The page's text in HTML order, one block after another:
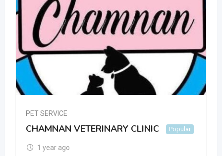
PET SERVICE
CHAMNAN VETERINARY CLINIC Popular
1 year ago